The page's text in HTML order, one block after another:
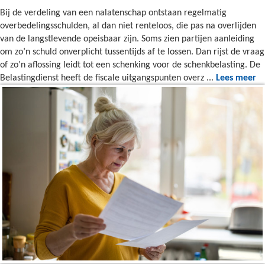
Bij de verdeling van een nalatenschap ontstaan regelmatig
overbedelingsschulden, al dan niet renteloos, die pas na overlijden
van de langstlevende opeisbaar zijn. Soms zien partijen aanleiding
om zo’n schuld onverplicht tussentijds af te lossen. Dan rijst de vraag
of zo’n aflossing leidt tot een schenking voor de schenkbelasting. De
Belastingdienst heeft de fiscale uitgangspunten overz ... Lees meer